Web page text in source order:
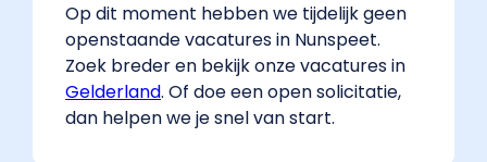
Op dit moment hebben we tijdelijk geen
openstaande vacatures in Nunspeet.
Zoek breder en bekijk onze vacatures in
Gelderland. Of doe een open solicitatie,
dan helpen we je snel van start.